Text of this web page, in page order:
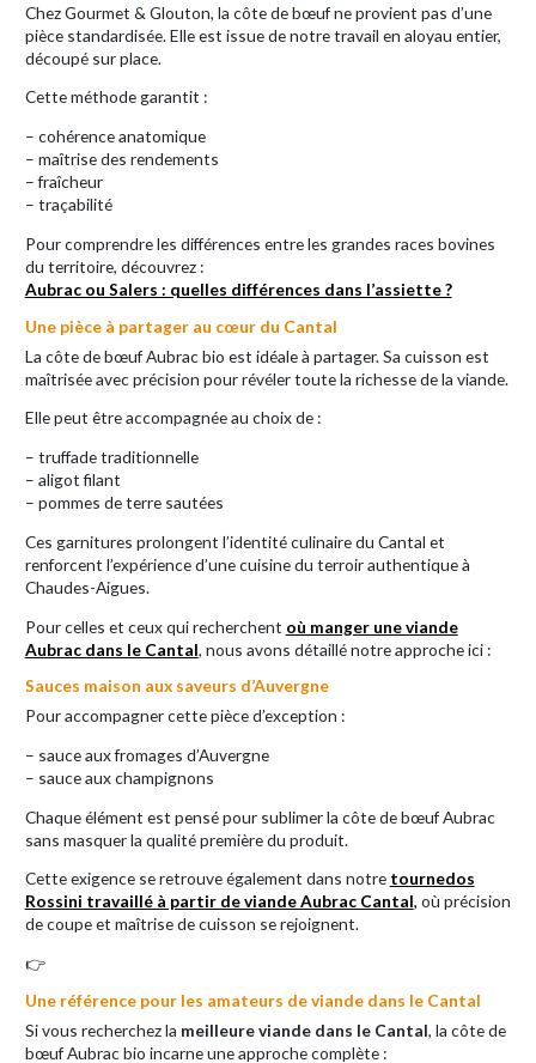
Chez Gourmet & Glouton, la côte de bœuf ne provient pas d’une
pièce standardisée. Elle est issue de notre travail en aloyau entier,
découpé sur place.
Cette méthode garantit :
– cohérence anatomique
– maîtrise des rendements
– fraîcheur
– traçabilité
Pour comprendre les différences entre les grandes races bovines
du territoire, découvrez :
Aubrac ou Salers : quelles différences dans l’assiette ?
Une pièce à partager au cœur du Cantal
La côte de bœuf Aubrac bio est idéale à partager. Sa cuisson est
maîtrisée avec précision pour révéler toute la richesse de la viande.
Elle peut être accompagnée au choix de :
– truffade traditionnelle
– aligot filant
– pommes de terre sautées
Ces garnitures prolongent l’identité culinaire du Cantal et
renforcent l’expérience d’une cuisine du terroir authentique à
Chaudes-Aigues.
Pour celles et ceux qui recherchent où manger une viande
Aubrac dans le Cantal, nous avons détaillé notre approche ici :
Sauces maison aux saveurs d’Auvergne
Pour accompagner cette pièce d’exception :
– sauce aux fromages d’Auvergne
– sauce aux champignons
Chaque élément est pensé pour sublimer la côte de bœuf Aubrac
sans masquer la qualité première du produit.
Cette exigence se retrouve également dans notre tournedos
Rossini travaillé à partir de viande Aubrac Cantal, où précision
de coupe et maîtrise de cuisson se rejoignent.
👉
Une référence pour les amateurs de viande dans le Cantal
Si vous recherchez la meilleure viande dans le Cantal, la côte de
bœuf Aubrac bio incarne une approche complète :